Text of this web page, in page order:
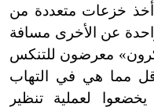
خزعات متعددة من
عن الأخرى مسافة
معرضون للتنكس
مما هي في التهاب
لعملية تنظير